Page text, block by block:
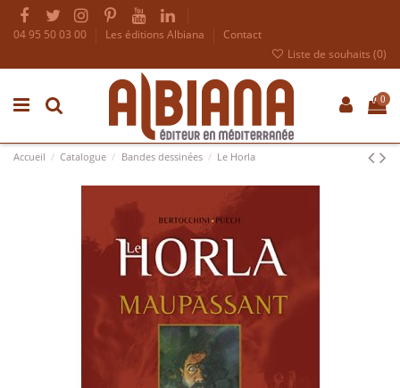
04 95 50 03 00 Les éditions Albiana
Contact
Liste de souhaits (0)
0
Accueil Catalogue Bandes dessinées Le Horla